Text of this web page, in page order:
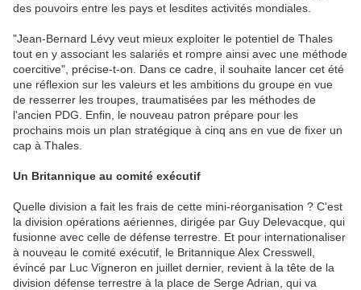
des pouvoirs entre les pays et lesdites activités mondiales.
"Jean-Bernard Lévy veut mieux exploiter le potentiel de Thales
tout en y associant les salariés et rompre ainsi avec une méthode
coercitive", précise-t-on. Dans ce cadre, il souhaite lancer cet été
une réflexion sur les valeurs et les ambitions du groupe en vue
de resserrer les troupes, traumatisées par les méthodes de
l'ancien PDG. Enfin, le nouveau patron prépare pour les
prochains mois un plan stratégique à cinq ans en vue de fixer un
cap à Thales.
Un Britannique au comité exécutif
Quelle division a fait les frais de cette mini-réorganisation ? C'est
la division opérations aériennes, dirigée par Guy Delevacque, qui
fusionne avec celle de défense terrestre. Et pour internationaliser
à nouveau le comité exécutif, le Britannique Alex Cresswell,
évincé par Luc Vigneron en juillet dernier, revient à la tête de la
division défense terrestre à la place de Serge Adrian, qui va